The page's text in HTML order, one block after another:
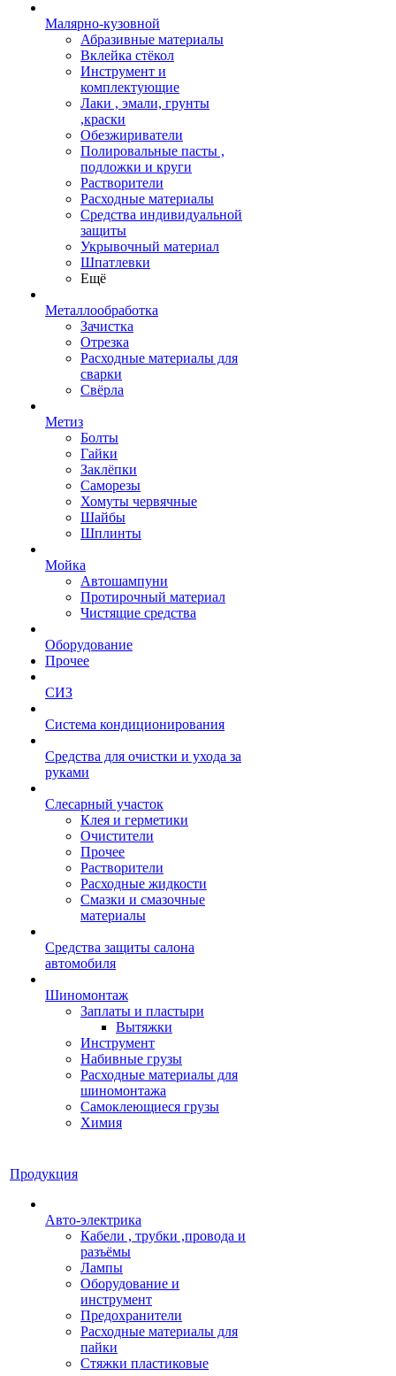
Малярно-кузовной
Абразивные материалы
Вклейка стёкол
Инструмент и
комплектующие
Лаки , эмали, грунты
,краски
Обезжириватели
Полировальные пасты ,
подложки и круги
Растворители
Расходные материалы
Средства индивидуальной
защиты
Укрывочный материал
Шпатлевки
Ещё
Металлообработка
Зачистка
Отрезка
Расходные материалы для
сварки
Свёрла
Метиз
Болты
Гайки
Заклёпки
Саморезы
Хомуты червячные
Шайбы
Шплинты
Мойка
Автошампуни
Протирочный материал
Чистящие средства
Оборудование
Прочее
СИЗ
Система кондиционирования
Средства для очистки и ухода за
руками
Слесарный участок
Клея и герметики
Очистители
Прочее
Растворители
Расходные жидкости
Смазки и смазочные
материалы
Средства защиты салона
автомобиля
Шиномонтаж
Заплаты и пластыри
Вытяжки
Инструмент
Набивные грузы
Расходные материалы для
шиномонтажа
Самоклеющиеся грузы
Химия
Продукция
Авто-электрика
Кабели , трубки ,провода и
разъёмы
Лампы
Оборудование и
инструмент
Предохранители
Расходные материалы для
пайки
Стяжки пластиковые